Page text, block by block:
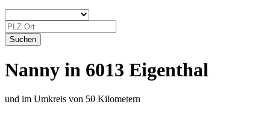
Nanny in 6013 Eigenthal
und im Umkreis von 50 Kilometern